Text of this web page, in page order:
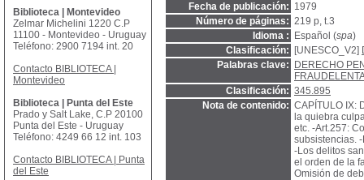
Fecha de publicación: 1979
Número de páginas: 219 p, t.3
Idioma :
Español (spa)
Clasificación:
[UNESCO_V2]
Palabras clave:
DERECHO
Clasificación: 345.895
Nota de contenido: CAPÍTULO IX:
la quiebra
etc. -Art.257:
subsistencias.
-Los delitos
el orden de la
Omisión de
Biblioteca | Montevideo
Zelmar Michelini 1220 C.P
11100 - Montevideo - Uruguay
Teléfono: 2900 7194 int. 20
Contacto BIBLIOTECA |
Montevideo
Biblioteca | Punta del Este
Prado y Salt Lake, C.P 20100
Punta del Este - Uruguay
Teléfono: 4249 66 12 int. 103
Contacto BIBLIOTECA | Punta
del Este